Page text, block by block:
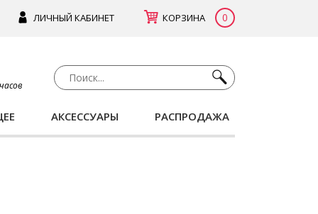
ЛИЧНЫЙ КАБИНЕТ КОРЗИНА 0
АКСЕССУАРЫ РАСПРОДАЖА